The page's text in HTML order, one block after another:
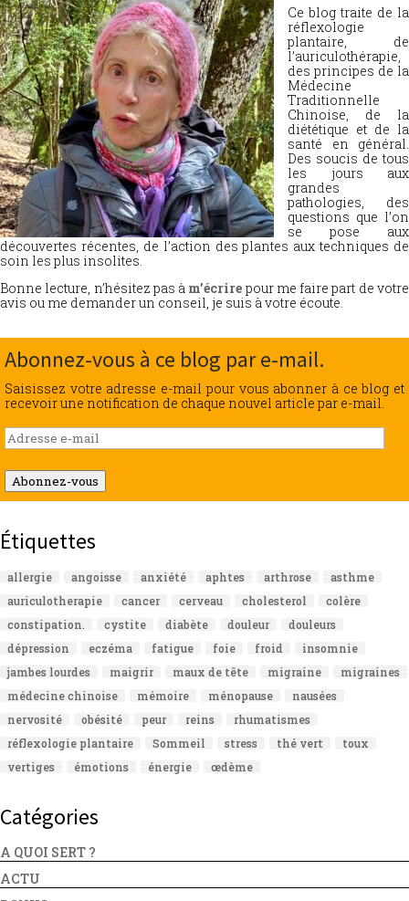
Ce blog traite de la
réflexologie
plantaire, de
l’auriculothérapie,
des principes de la
Médecine
Traditionnelle
Chinoise, de la
diététique et de la
santé en général.
Des soucis de tous
les jours aux
grandes
pathologies, des
questions que l’on
se pose aux
découvertes récentes, de l’action des plantes aux techniques de
soin les plus insolites.
Bonne lecture, n’hésitez pas à m’écrire pour me faire part de votre
avis ou me demander un conseil, je suis à votre écoute.
Abonnez-vous à ce blog par e-mail.
Saisissez votre adresse e-mail pour vous abonner à ce blog et
recevoir une notification de chaque nouvel article par e-mail.
Adresse
e-
mail
Abonnez-vous
Étiquettes
allergie angoisse anxiété aphtes arthrose
asthme
auriculotherapie
cancer cerveau cholesterol
colère
constipation.
cystite diabète douleur
douleurs
dépression
eczéma fatigue foie froid
insomnie
jambes lourdes
maigrir maux de tête migraine
migraines
médecine chinoise
mémoire ménopause
nausées
nervosité
obésité peur reins
rhumatismes
réflexologie plantaire
Sommeil stress thé vert
toux
vertiges
émotions énergie œdème
Catégories
A QUOI SERT ?
ACTU